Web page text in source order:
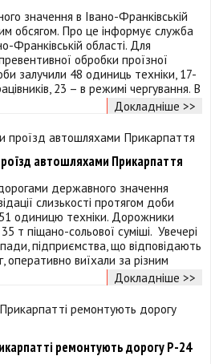
значення в Івано-Франківській
обсягом. Про це інформує служба
Франківській області. Для
обробки проїзної
залучили 48 одиниць техніки, 17-
23 – в режимі чергування. В
Докладніше >>
автошляхами Прикарпаття
державного значення
слизькості протягом доби
51 одиницю техніки. Дорожники
т піщано-сольової суміші. Увечері
підприємства, що відповідають
оперативно виїхали за різним
Докладніше >>
ремонтують дорогу Р-24